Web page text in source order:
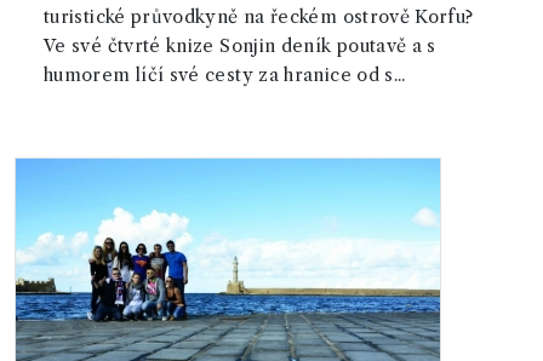
turistické průvodkyně na řeckém ostrově Korfu?
Ve své čtvrté knize Sonjin deník poutavě a s
humorem líčí své cesty za hranice od s...